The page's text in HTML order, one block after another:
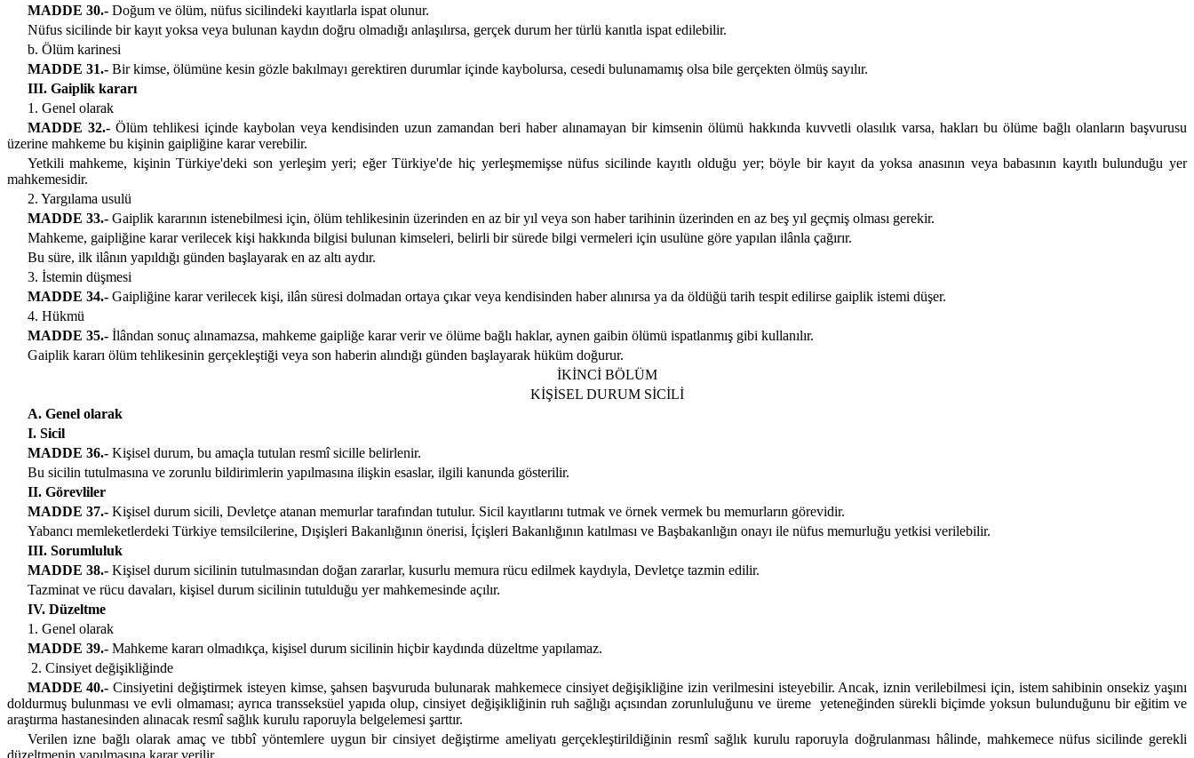
MADDE 30.-Doğum ve ölüm, nüfus sicilindeki kayıtlarla ispat olunur.
Nüfus sicilinde bir kayıt yoksa veya bulunan kaydın doğru olmadığı anlaşılırsa, gerçek durum her türlü kanıtla ispat edilebilir.
b. Ölüm karinesi
MADDE 31.-Bir kimse, ölümüne kesin gözle bakılmayı gerektiren durumlar içinde kaybolursa, cesedi bulunamamış olsa bile gerçekten ölmüş sayılır.
III. Gaiplik kararı
1. Genel olarak
MADDE 32.-Ölüm tehlikesi içinde kaybolan veya kendisinden uzun zamandan beri haber alınamayan bir kimsenin ölümü hakkında kuvvetli olasılık varsa, hakları bu ölüme bağlı olanların başvurusu
üzerine mahkeme bu kişinin gaipliğine karar verebilir.
Yetkili mahkeme, kişinin Türkiye'deki son yerleşim yeri; eğer Türkiye'de hiç yerleşmemişse nüfus sicilinde kayıtlı olduğu yer; böyle bir kayıt da yoksa anasının veya babasının kayıtlı bulunduğu yer
mahkemesidir.
2. Yargılama usulü
MADDE 33.-Gaiplik kararının istenebilmesi için, ölüm tehlikesinin üzerinden en az bir yıl veya son haber tarihinin üzerinden en az beş yıl geçmiş olması gerekir.
Mahkeme, gaipliğine karar verilecek kişi hakkında bilgisi bulunan kimseleri, belirli bir sürede bilgi vermeleri için usulüne göre yapılan ilânla çağırır.
Bu süre, ilk ilânın yapıldığı günden başlayarak en az altı aydır.
3. İstemin düşmesi
MADDE 34.-Gaipliğine karar verilecek kişi, ilân süresi dolmadan ortaya çıkar veya kendisinden haber alınırsa ya da öldüğü tarih tespit edilirse gaiplik istemi düşer.
4. Hükmü
MADDE 35.-İlândan sonuç alınamazsa, mahkeme gaipliğe karar verir ve ölüme bağlı haklar, aynen gaibin ölümü ispatlanmış gibi kullanılır.
Gaiplik kararı ölüm tehlikesinin gerçekleştiği veya son haberin alındığı günden başlayarak hüküm doğurur.
İKİNCİ BÖLÜM
KİŞİSEL DURUM SİCİLİ
A. Genel olarak
I. Sicil
MADDE 36.-Kişisel durum, bu amaçla tutulan resmî sicille belirlenir.
Bu sicilin tutulmasına ve zorunlu bildirimlerin yapılmasına ilişkin esaslar, ilgili kanunda gösterilir.
II. Görevliler
MADDE 37.-Kişisel durum sicili, Devletçe atanan memurlar tarafından tutulur. Sicil kayıtlarını tutmak ve örnek vermek bu memurların görevidir.
Yabancı memleketlerdeki Türkiye temsilcilerine, Dışişleri Bakanlığının önerisi, İçişleri Bakanlığının katılması ve Başbakanlığın onayı ile nüfus memurluğu yetkisi verilebilir.
III. Sorumluluk
MADDE 38.-Kişisel durum sicilinin tutulmasından doğan zararlar, kusurlu memura rücu edilmek kaydıyla, Devletçe tazmin edilir.
Tazminat ve rücu davaları, kişisel durum sicilinin tutulduğu yer mahkemesinde açılır.
IV. Düzeltme
1. Genel olarak
MADDE 39.-Mahkeme kararı olmadıkça, kişisel durum sicilinin hiçbir kaydında düzeltme yapılamaz.
2. Cinsiyet değişikliğinde
MADDE 40.- Cinsiyetini değiştirmek isteyen kimse, şahsen başvuruda bulunarak mahkemece cinsiyet değişikliğine izin verilmesini isteyebilir. Ancak, iznin verilebilmesi için, istem sahibinin onsekiz yaşını
doldurmuş bulunması ve evli olmaması; ayrıca transseksüel yapıda olup, cinsiyet değişikliğinin ruh sağlığı açısından zorunluluğunu ve üreme
yeteneğinden sürekli biçimde yoksun bulunduğunu bir eğitim ve
araştırma hastanesinden alınacak resmî sağlık kurulu raporuyla belgelemesi şarttır.
Verilen izne bağlı olarak amaç ve tıbbî yöntemlere uygun bir cinsiyet değiştirme ameliyatı gerçekleştirildiğinin resmî sağlık kurulu raporuyla doğrulanması hâlinde, mahkemece nüfus sicilinde gerekli
düzeltmenin yapılmasına karar verilir.